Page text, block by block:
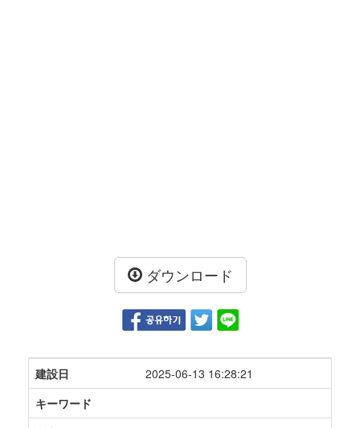
ダウンロード
建設日
2025-06-13 16:28:21
キーワード